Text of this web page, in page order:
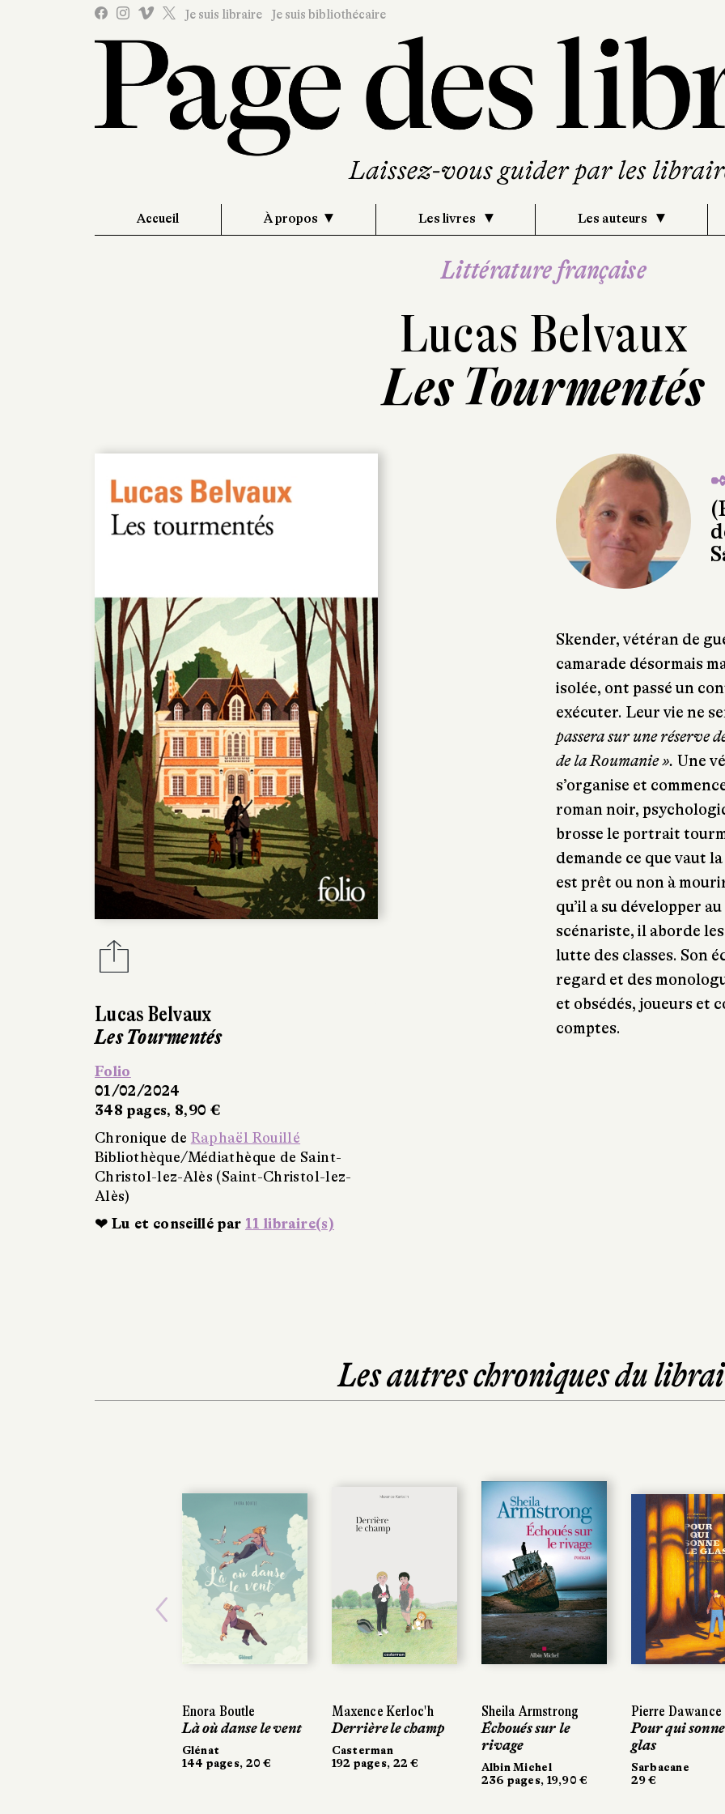
Je suis libraire Je suis bibliothécaire
Accueil À propos Les livres Les auteurs
Littérature française
Lucas Belvaux
Les Tourmentés
Lucas Belvaux
Les Tourmentés
Folio
01/02/2024
348 pages, 8,90 €
Chronique de Raphaël Rouillé
Bibliothèque/Médiathèque de Saint-
Christol-lez-Alès (Saint-Christol-lez-
Alès)
❤ Lu et conseillé par 11 libraire(s)
Skender, vétéran de
camarade désormais
isolée, ont passé un
exécuter. Leur vie ne
passera sur une réserve
de la Roumanie ». Une
s’organise et
roman noir,
brosse le portrait
demande ce que vaut
est prêt ou non à
qu’il a su développer
scénariste, il aborde
lutte des classes. Son
regard et des
et obsédés, joueurs et
comptes.
Les autres chroniques du
Enora Boutle
Là où danse le vent
Glénat
144 pages, 20 €
Maxence Kerloc'h
Derrière le champ
Casterman
192 pages, 22 €
Sheila Armstrong
Échoués sur le
rivage
Albin Michel
236 pages, 19,90 €
Pierre Dawance
Pour qui
glas
Sarbacane
29 €
Previous